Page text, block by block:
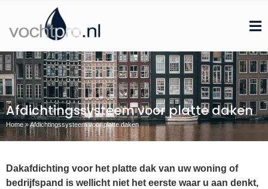
Afdichtingssysteem voor platte daken
Home»Afdichtingssysteem voor platte daken
Dakafdichting voor het platte dak van uw woning of
bedrijfspand is wellicht niet het eerste waar u aan denkt,